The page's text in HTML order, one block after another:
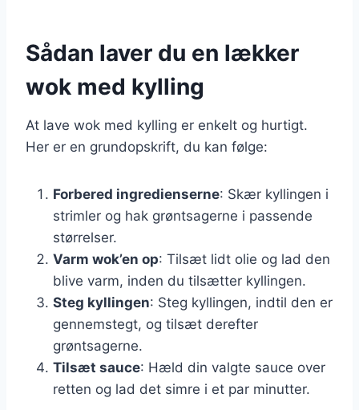
Sådan laver du en lækker
wok med kylling
At lave wok med kylling er enkelt og hurtigt.
Her er en grundopskrift, du kan følge:
Forbered ingredienserne: Skær kyllingen i
strimler og hak grøntsagerne i passende
størrelser.
Varm wok’en op: Tilsæt lidt olie og lad den
blive varm, inden du tilsætter kyllingen.
Steg kyllingen: Steg kyllingen, indtil den er
gennemstegt, og tilsæt derefter
grøntsagerne.
Tilsæt sauce: Hæld din valgte sauce over
retten og lad det simre i et par minutter.